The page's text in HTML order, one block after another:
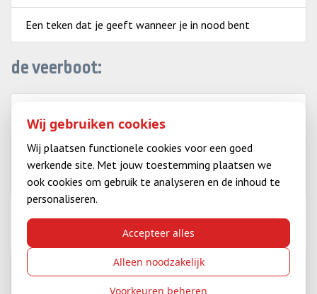
Een teken dat je geeft wanneer je in nood bent
de veerboot:
Een plek waar kinderen door de weeks wonen
Een boot die dagelijks tussen twee plaatsen vaart
in nood zijn:
in grote moeilijkheden of in gevaar zijn
Wij gebruiken cookies
Wij plaatsen functionele cookies voor een goed
werkende site. Met jouw toestemming plaatsen we
ook cookies om gebruik te analyseren en de inhoud te
personaliseren.
Accepteer alles
Alleen noodzakelijk
Voorkeuren beheren